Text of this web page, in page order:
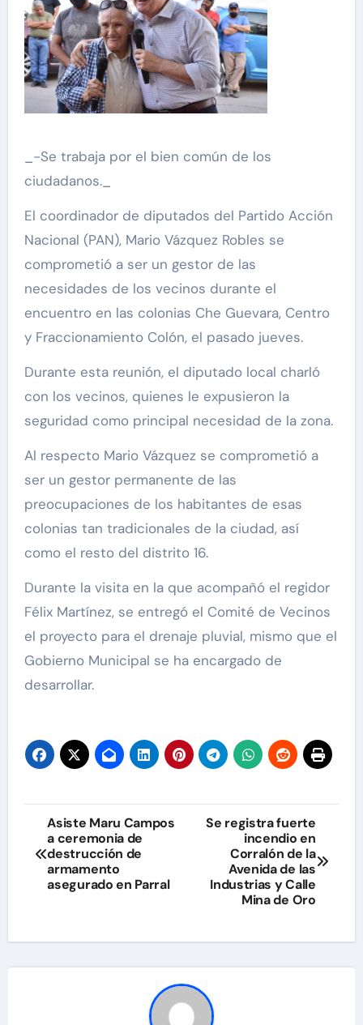
_-Se trabaja por el bien común de los
ciudadanos._
El coordinador de diputados del Partido Acción
Nacional (PAN), Mario Vázquez Robles se
comprometió a ser un gestor de las
necesidades de los vecinos durante el
encuentro en las colonias Che Guevara, Centro
y Fraccionamiento Colón, el pasado jueves.
Durante esta reunión, el diputado local charló
con los vecinos, quienes le expusieron la
seguridad como principal necesidad de la zona.
Al respecto Mario Vázquez se comprometió a
ser un gestor permanente de las
preocupaciones de los habitantes de esas
colonias tan tradicionales de la ciudad, así
como el resto del distrito 16.
Durante la visita en la que acompañó el regidor
Félix Martínez, se entregó el Comité de Vecinos
el proyecto para el drenaje pluvial, mismo que el
Gobierno Municipal se ha encargado de
desarrollar.
Navegación
de
entradas
Asiste Maru Campos
a ceremonia de
destrucción de
armamento
asegurado en Parral
Se registra fuerte
incendio en
Corralón de la
Avenida de las
Industrias y Calle
Mina de Oro